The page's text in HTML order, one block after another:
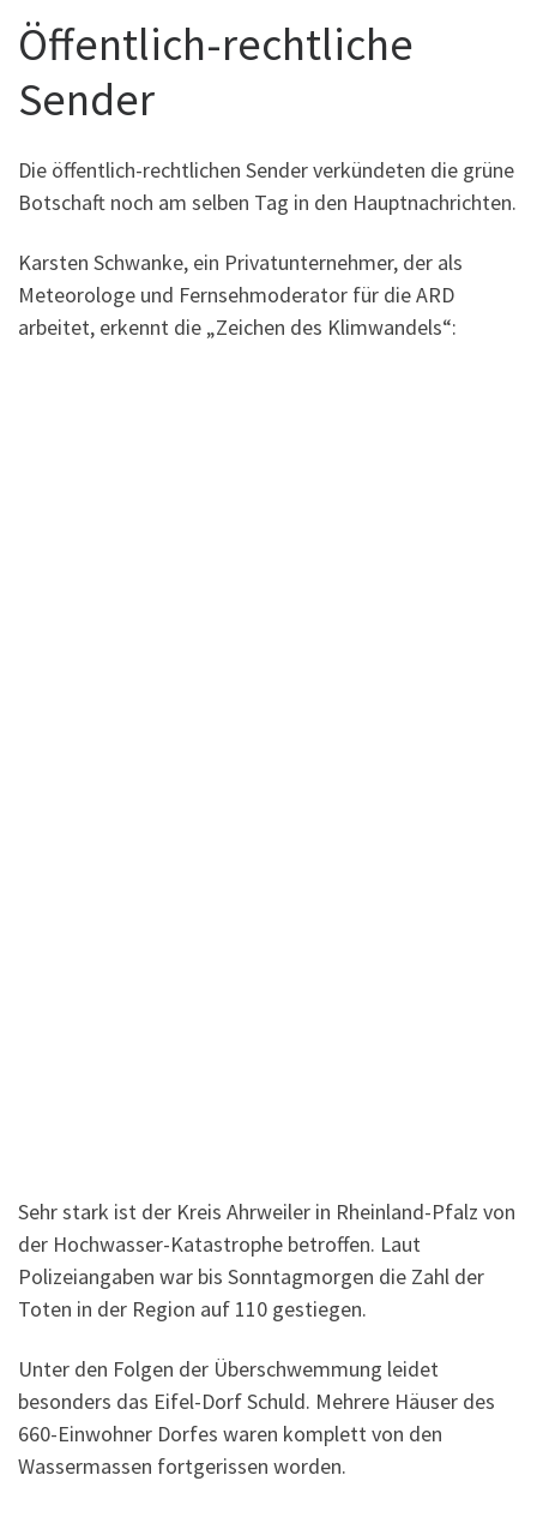
Öffentlich-rechtliche
Sender
Die öffentlich-rechtlichen Sender verkündeten die grüne
Botschaft noch am selben Tag in den Hauptnachrichten.
Karsten Schwanke, ein Privatunternehmer, der als
Meteorologe und Fernsehmoderator für die ARD
arbeitet, erkennt die „Zeichen des Klimwandels“:
Sehr stark ist der Kreis Ahrweiler in Rheinland-Pfalz von
der Hochwasser-Katastrophe betroffen. Laut
Polizeiangaben war bis Sonntagmorgen die Zahl der
Toten in der Region auf 110 gestiegen.
Unter den Folgen der Überschwemmung leidet
besonders das Eifel-Dorf Schuld. Mehrere Häuser des
660-Einwohner Dorfes waren komplett von den
Wassermassen fortgerissen worden.